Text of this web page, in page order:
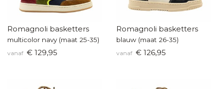
Romagnoli basketters
multicolor navy (maat 25-35)
vanaf € 129,95
Romagnoli basketters
blauw (maat 26-35)
vanaf € 126,95